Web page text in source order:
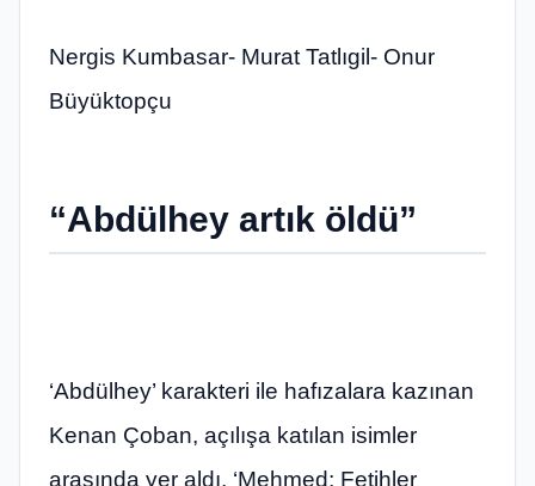
Nergis Kumbasar- Murat Tatlıgil- Onur
Büyüktopçu
“Abdülhey artık öldü”
‘Abdülhey’ karakteri ile hafızalara kazınan
Kenan Çoban, açılışa katılan isimler
arasında yer aldı. ‘Mehmed; Fetihler